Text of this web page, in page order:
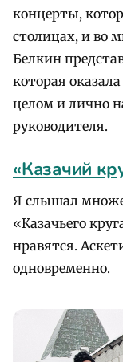
концерты,
столицах, и во
Белкин
которая
целом и лично
руководителя.
«Казачий
Я слышал
«Казачьего
нравятся.
одновременно.